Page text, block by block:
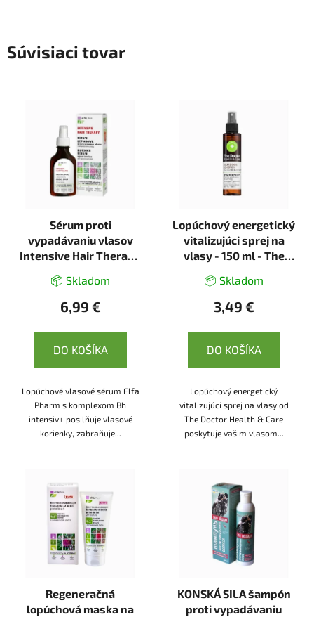
Súvisiaci tovar
Sérum proti
vypadávaniu vlasov
Intensive Hair Therapy
Pharm
📦 Skladom
6,99 €
DO KOŠÍKA
Lopúchové vlasové sérum Elfa
Pharm s komplexom Bh
intensiv+ posilňuje vlasové
korienky, zabraňuje...
Lopúchový energetický
vitalizujúci sprej na
vlasy - 150 ml - The
📦 Skladom
3,49 €
DO KOŠÍKA
Lopúchový energetický
vitalizujúci sprej na vlasy od
The Doctor Health & Care
poskytuje vašim vlasom...
Regeneračná
lopúchová maska na
KONSKÁ SILA šampón
proti vypadávaniu